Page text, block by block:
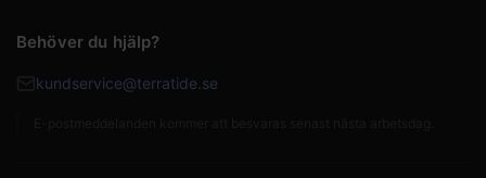
Behöver du hjälp?
kundservice@terratide.se